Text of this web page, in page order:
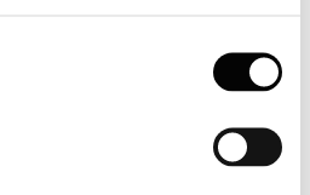
per presentare al
data e risposizionamento delle